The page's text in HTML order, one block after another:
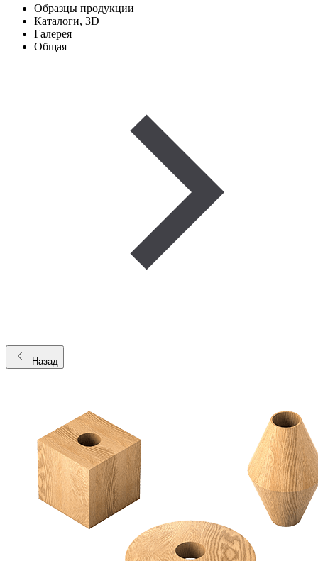
Образцы продукции
Каталоги, 3D
Галерея
Общая
Назад